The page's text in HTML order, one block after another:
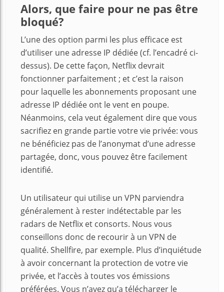
Alors, que faire pour ne pas être
bloqué?
L’une des option parmi les plus efficace est
d’utiliser une adresse IP dédiée (cf. l’encadré ci-
dessus). De cette façon, Netflix devrait
fonctionner parfaitement ; et c’est la raison
pour laquelle les abonnements proposant une
adresse IP dédiée ont le vent en poupe.
Néanmoins, cela veut également dire que vous
sacrifiez en grande partie votre vie privée: vous
ne bénéficiez pas de l’anonymat d’une adresse
partagée, donc, vous pouvez être facilement
identifié.
Un utilisateur qui utilise un VPN parviendra
généralement à rester indétectable par les
radars de Netflix et consorts. Nous vous
conseillons donc de recourir à un VPN de
qualité. Shellfire, par exemple. Plus d’inquiétude
à avoir concernant la protection de votre vie
privée, et l’accès à toutes vos émissions
préférées. Vous n’avez qu’a télécharger le